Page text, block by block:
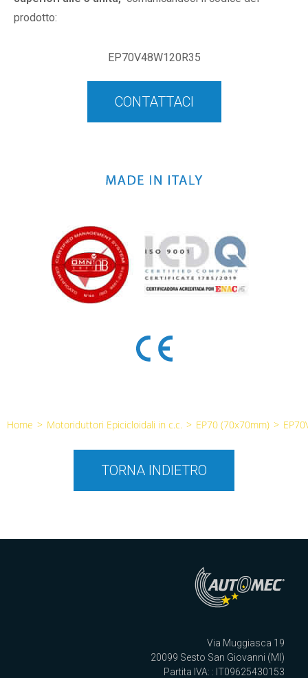
prodotto:
EP70V48W120R35
CONTATTACI
Home > Motoriduttori Epicicloidali in c.c. > EP70 (70x70mm) >
TORNA INDIETRO
Via Muggiasca 19
20099 Sesto San Giovanni (MI)
Partita IVA: : IT09625430153